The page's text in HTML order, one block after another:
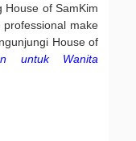
House of SamKim
make
House of
untuk Wanita